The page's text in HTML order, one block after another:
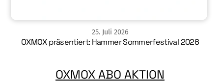
25. Juli 2026
OXMOX präsentiert: Hammer Sommerfestival 2026
OXMOX ABO AKTION